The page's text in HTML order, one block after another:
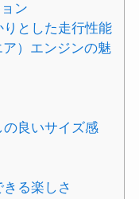
ン
とした走行性能
）エンジンの魅
良いサイズ感
る楽しさ